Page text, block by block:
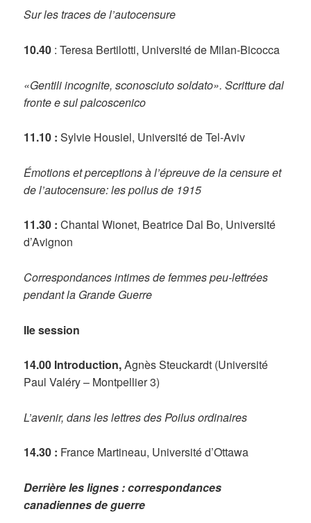
Sur les traces de l’autocensure
10.40 : Teresa Bertilotti, Université de Milan-Bicocca
«Gentili incognite, sconosciuto soldato». Scritture dal
fronte e sul palcoscenico
11.10 : Sylvie Housiel, Université de Tel-Aviv
Émotions et perceptions à l’épreuve de la censure et
de l’autocensure: les poilus de 1915
11.30 : Chantal Wionet, Beatrice Dal Bo, Université
d’Avignon
Correspondances intimes de femmes peu-lettrées
pendant la Grande Guerre
IIe session
14.00 Introduction,Agnès Steuckardt (Université
Paul Valéry – Montpellier 3)
L’avenir, dans les lettres des Poilus ordinaires
14.30 : France Martineau, Université d’Ottawa
Derrière les lignes : correspondances
canadiennes de guerre